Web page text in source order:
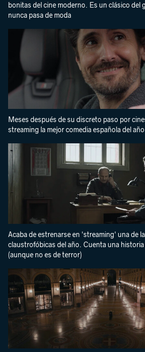
bonitas del cine moderno. Es un clásico del
nunca pasa de moda
Meses después de su discreto paso por
streaming la mejor comedia española del año
Acaba de estrenarse en 'streaming' una de
claustrofóbicas del año. Cuenta una
(aunque no es de terror)